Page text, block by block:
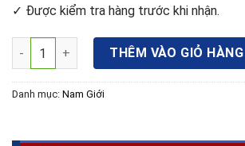
✓ Được kiểm tra hàng trước khi nhận.
Vương Lực Khang số lượngTHÊM VÀO GIỎ HÀNG
Danh mục: Nam Giới